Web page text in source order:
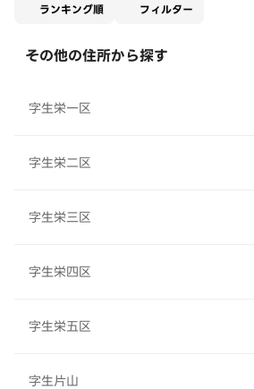
ランキング順 フィルター
その他の住所から探す
字生栄一区
字生栄二区
字生栄三区
字生栄四区
字生栄五区
字生片山